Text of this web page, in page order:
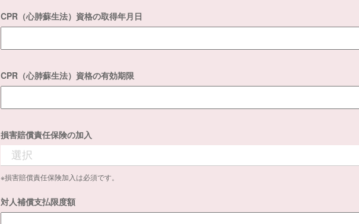
CPR（心肺蘇生法）資格の取得年月日
CPR（心肺蘇生法）資格の有効期限
損害賠償責任保険の加入
※損害賠償責任保険加入は必須です。
対人補償支払限度額